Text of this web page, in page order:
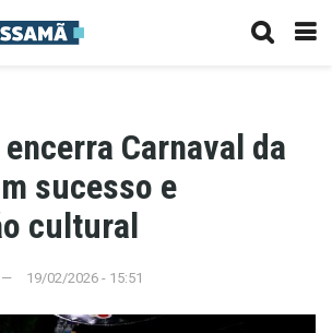
Carnaval da
sucesso e
cultural
19/02/2026 - 15:51